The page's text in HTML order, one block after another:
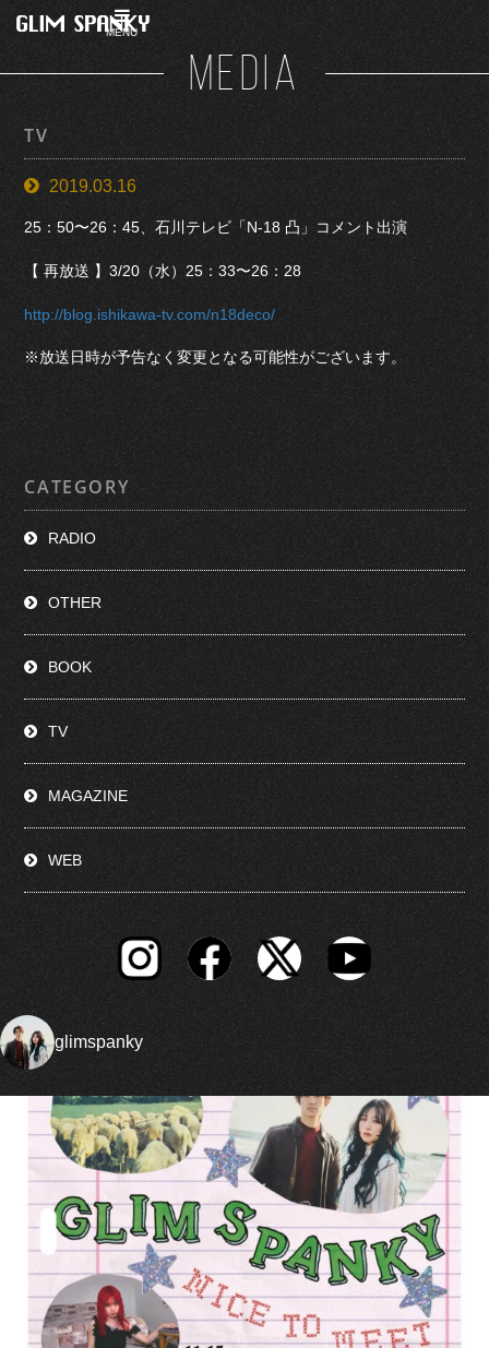
MENU
MEDIA
TV
2019.03.16
25：50〜26：45、石川テレビ「N-18 凸」コメント出演
【 再放送 】3/20（水）25：33〜26：28
http://blog.ishikawa-tv.com/n18deco/
※放送日時が予告なく変更となる可能性がございます。
CATEGORY
RADIO
OTHER
BOOK
TV
MAGAZINE
WEB
glimspanky